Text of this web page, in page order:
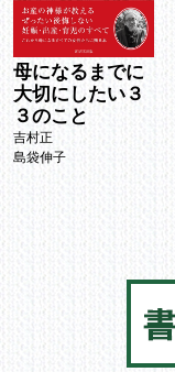
母になるまでに
大切にしたい３
３のこと
吉村正
島袋伸子